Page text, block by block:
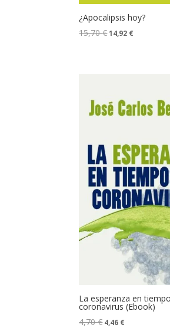
¿Apocalipsis hoy?
15,70€14,92 €
La esperanza en
coronavirus (Ebook)
4,70€ 4,46 €